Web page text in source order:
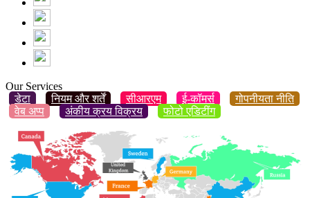
Our Services
डेटा
नियम और शर्तें सीआरएम ई-कॉमर्स
गोपनीयता नीति
वेब अप्प
अंकीय क्रय विक्रय फोटो एडिटींग